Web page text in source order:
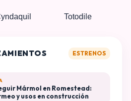
Totodile
ESTRENOS
Mármol en Romestead:
y usos en construcción